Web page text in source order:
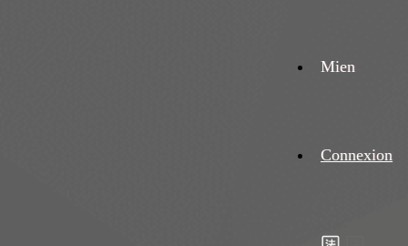
Mien
Connexion